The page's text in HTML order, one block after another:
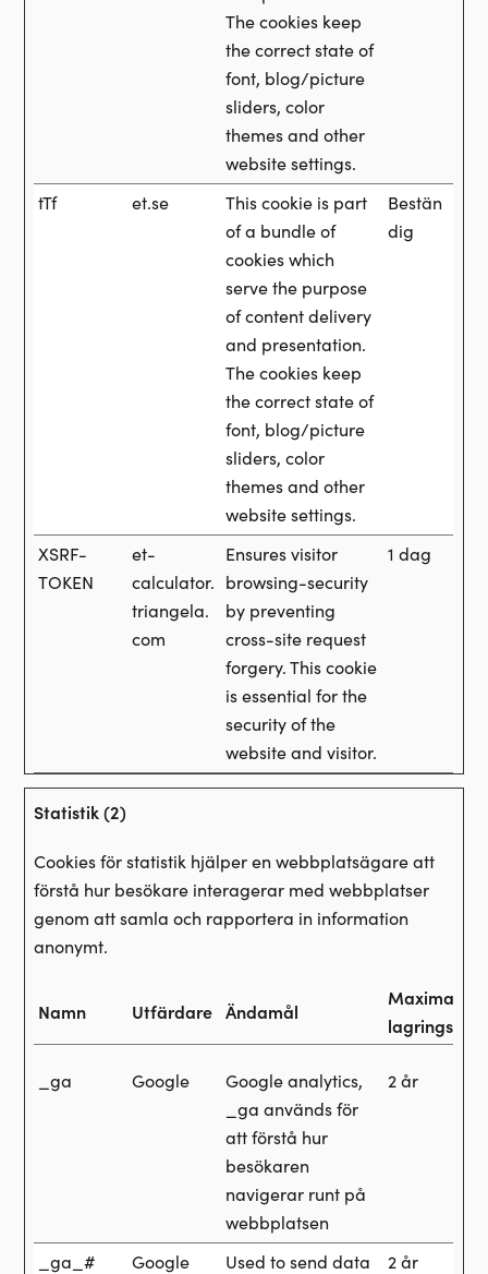
The cookies keep
the correct state of
font, blog/picture
sliders, color
themes and other
website settings.
tTf
et.se
This cookie is part
of a bundle of
cookies which
serve the purpose
of content delivery
and presentation.
The cookies keep
the correct state of
font, blog/picture
sliders, color
themes and other
website settings.
Bestän
dig
XSRF-
TOKEN
et-
calculator.
triangela.
com
Ensures visitor
browsing-security
by preventing
cross-site request
forgery. This cookie
is essential for the
security of the
website and visitor.
1 dag
Statistik (2)
Cookies för statistik hjälper en webbplatsägare att
förstå hur besökare interagerar med webbplatser
genom att samla och rapportera in information
anonymt.
Namn Utfärdare Ändamål
Maximal
lagringstid
_ga Google
Google analytics,
_ga används för
att förstå hur
besökaren
navigerar runt på
webbplatsen
2 år
_ga_# Google
Used to send data
2 år